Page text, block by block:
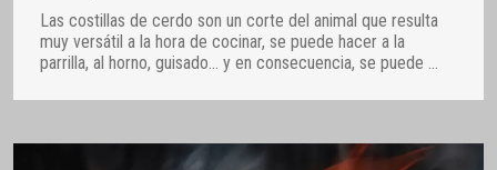
Las costillas de cerdo son un corte del animal que resulta
muy versátil a la hora de cocinar, se puede hacer a la
parrilla, al horno, guisado… y en consecuencia, se puede …